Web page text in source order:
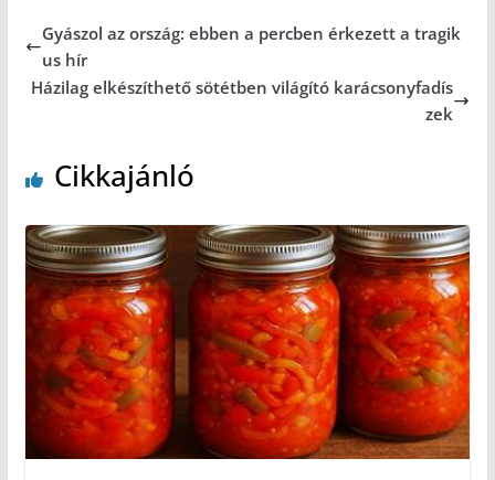
Gyászol az ország: ebben a percben érkezett a tragik
us hír
Házilag elkészíthető sötétben világító karácsonyfadís
zek
Cikkajánló